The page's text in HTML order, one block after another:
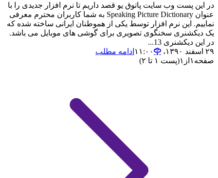
در این پست وب سایت پاتوق یو قصد داریم تا نرم افزار جدیدی را با
عنوان Speaking Picture Dictionary به شما کاربران محترم معرفی
نماییم. این نرم افزار توسط یکی از هموطنان ایرانی ساخته شده که
یک دیکشنری سخنگوی تصویری برای گوشی های موبایل می باشد.
در این دیکشنری 13...
۲۹ اسفند ۱۳۹۰،‏ ۱۱:۰۰
ادامه مطلب
صفحه ۱ از ۱(پست ۱ تا ۲)